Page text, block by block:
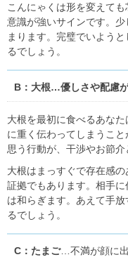
こんにゃくは形を変えて
意識が強いサインです。
まります。完璧でいよう
るでしょう。
B：大根…優しさや配慮
大根を最初に食べるあな
に重く伝わってしまうこ
思う行動が、干渉やお節介
大根はまっすぐで存在感
証拠でもあります。相手
は和らぎます。あえて手
るでしょう。
C：たまご…不満が顔に